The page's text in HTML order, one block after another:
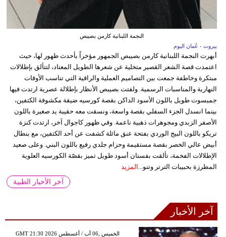
النجمة اللبنانية كارمن بصيبص
بيروت - عُمان اليوم
أبهرت النجمة اللبنانية كارمن بصيبص الجمهور مؤخراً بأحدث ظهور لها، حيث
اعتمدت قصة الشعر القصير متخلية عن شعرها الطويل المعتاد، لتتألق بإطلالات
مبتكرة وخاطفة جمعت بين التصاميم العملية والراقية التي تناسب الأوقات
النهارية والمناسبات الرسمية. ولفتت بصيبص الأنظار بإطلالة عصرية ارتدت فيها
جمبسوت طويل باللون الأسود الداكن بقصة كورسيه ضيقة مكشوفة الكتفين،
بينما انسدل الجزء السفلي بقصة واسعة، ونسقت معه حقيبة يد صغيرة باللون
الأصفر الزبدي ومجوهرات ذهبية ناعمة. وفي ظهور كاجوال آخر، ارتدت كنزة
تريكو باللون البيج الوردي بفتحة عنق مائلة كشفت عن أحد الكتفين، مع بنطال
أبيض عالي الخصر بقصة مستقيمة وحزام جلدي رفيع باللون البني. وعلى صعيد
الإطلالات الفخمة، تألقت بفستان أسود طويل تميز بقصّة الكورسيه العلوية
المطرزة بحبيبات الترتر وتنو... المزيد
آخر الأخبار الطبية
آخر الأخبار
GMT 21:30 2026 الخميس ,06 آب / أغسطس